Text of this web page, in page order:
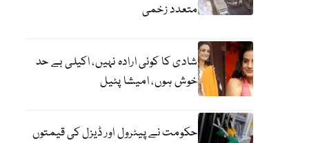
متعدد زخمی
شادی کا کوئی ارادہ نہیں، اکیلی بے حد
خوش ہوں، امیشا پٹیل
حکومت نے پیٹرول اور ڈیزل کی قیمتوں